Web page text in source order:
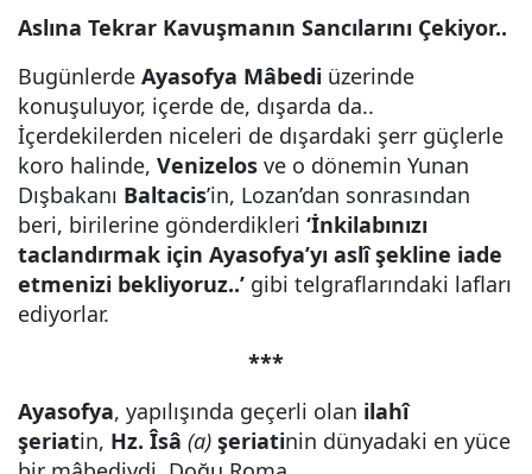
Aslına Tekrar Kavuşmanın Sancılarını Çekiyor..
Bugünlerde Ayasofya Mâbedi üzerinde
konuşuluyor, içerde de, dışarda da..
İçerdekilerden niceleri de dışardaki şerr güçlerle
koro halinde, Venizelos ve o dönemin Yunan
Dışbakanı Baltacis’in, Lozan’dan sonrasından
beri, birilerine gönderdikleri ‘İnkilabınızı
taclandırmak için Ayasofya’yı aslî şekline iade
etmenizi bekliyoruz..’ gibi telgraflarındaki lafları
ediyorlar.
***
Ayasofya, yapılışında geçerli olan ilahî
şeriatin, Hz. Îsâ (a) şeriatinin dünyadaki en yüce